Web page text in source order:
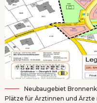
Neubaugebiet
Plätze für Ärztinnen und